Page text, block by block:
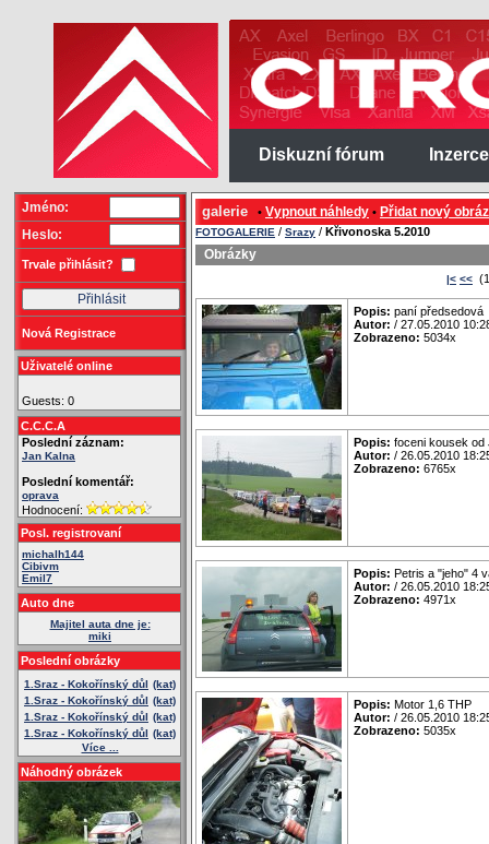
Diskuzní fórum Inzerce
Jméno:
Heslo:
Trvale přihlásit?
Nová Registrace
Uživatelé online
Guests: 0
C.C.C.A
Poslední záznam:
Jan Kalna
Poslední komentář:
oprava
Hodnocení:
Posl. registrovaní
michalh144
Cibivm
Emil7
Auto dne
Majitel auta dne je:
miki
Poslední obrázky
1.Sraz - Kokořínský důl (kat)
1.Sraz - Kokořínský důl (kat)
1.Sraz - Kokořínský důl (kat)
1.Sraz - Kokořínský důl (kat)
Více ...
Náhodný obrázek
galerie • Vypnout náhledy • Přidat nový
FOTOGALERIE / Srazy / Křivonoska 5.2010
Obrázky
|< <<
Popis: paní předsedová
Autor: / 27.05.2010
Zobrazeno: 5034x
Popis: foceni kousek od
Autor: / 26.05.2010
Zobrazeno: 6765x
Popis: Petris a "jeho" 4
Autor: / 26.05.2010
Zobrazeno: 4971x
Popis: Motor 1,6 THP
Autor: / 26.05.2010
Zobrazeno: 5035x